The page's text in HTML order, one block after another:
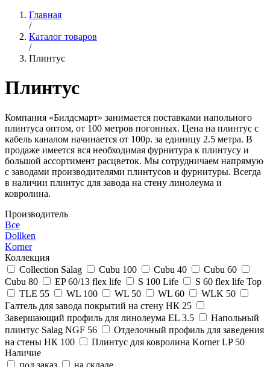
Главная
/
Каталог товаров
/
Плинтус
Плинтус
Компания «Билдсмарт» занимается поставками напольного
плинтуса оптом, от 100 метров погонных. Цена на плинтус с
кабель каналом начинается от 100р. за единицу 2.5 метра. В
продаже имеется вся необходимая фурнитура к плинтусу и
большой ассортимент расцветок. Мы сотрудничаем напрямую
с заводами производителями плинтусов и фурнитуры. Всегда
в наличии плинтус для завода на стену линолеума и
ковролина.
Производитель
Все
Dollken
Korner
Коллекция
Collection Salag
Cubu 100 Cubu 40
Cubu 60
Cubu 80
EP 60/13 flex life S 100 Life
S 60 flex life Top
TLE 55
WL 100 WL 50 WL 60
WLK 50
Галтель для завода покрытий на стену НК 25
Завершающий профиль для линолеума EL 3.5
Напольный
плинтус Salag NGF 56
Отделочный профиль для заведения
на стены НК 100
Плинтус для ковролина Korner LP 50
Наличие
под заказ
на складе